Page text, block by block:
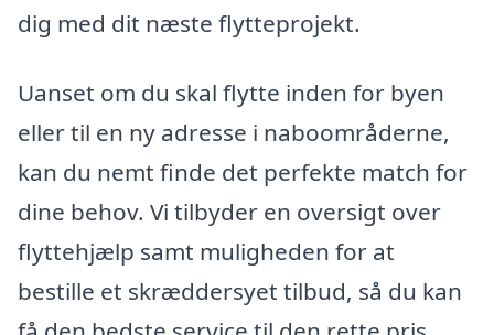
dig med dit næste flytteprojekt.
Uanset om du skal flytte inden for byen
eller til en ny adresse i naboområderne,
kan du nemt finde det perfekte match for
dine behov. Vi tilbyder en oversigt over
flyttehjælp samt muligheden for at
bestille et skræddersyet tilbud, så du kan